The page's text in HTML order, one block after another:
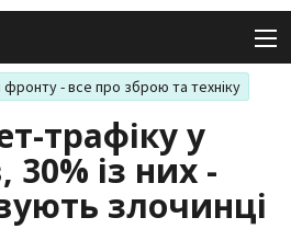
- все про зброю та техніку
трафіку у
30% із них -
злочинці